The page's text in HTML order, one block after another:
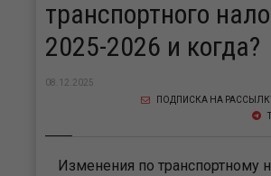
транспортного
2025-2026 и когда?
08.12.2025
ПОДПИСКА НА
Изменения по транспортному